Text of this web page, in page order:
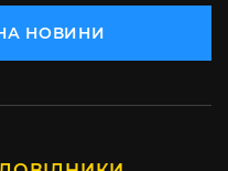
НОВИНИ